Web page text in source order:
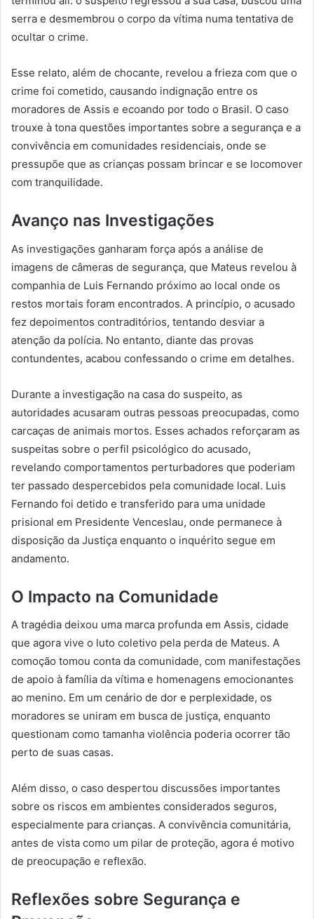
serra e desmembrou o corpo da vítima numa tentativa de
ocultar o crime.
Esse relato, além de chocante, revelou a frieza com que o
crime foi cometido, causando indignação entre os
moradores de Assis e ecoando por todo o Brasil. O caso
trouxe à tona questões importantes sobre a segurança e a
convivência em comunidades residenciais, onde se
pressupõe que as crianças possam brincar e se locomover
com tranquilidade.
Avanço nas Investigações
As investigações ganharam força após a análise de
imagens de câmeras de segurança, que Mateus revelou à
companhia de Luis Fernando próximo ao local onde os
restos mortais foram encontrados. A princípio, o acusado
fez depoimentos contraditórios, tentando desviar a
atenção da polícia. No entanto, diante das provas
contundentes, acabou confessando o crime em detalhes.
Durante a investigação na casa do suspeito, as
autoridades acusaram outras pessoas preocupadas, como
carcaças de animais mortos. Esses achados reforçaram as
suspeitas sobre o perfil psicológico do acusado,
revelando comportamentos perturbadores que poderiam
ter passado despercebidos pela comunidade local. Luis
Fernando foi detido e transferido para uma unidade
prisional em Presidente Venceslau, onde permanece à
disposição da Justiça enquanto o inquérito segue em
andamento.
O Impacto na Comunidade
A tragédia deixou uma marca profunda em Assis, cidade
que agora vive o luto coletivo pela perda de Mateus. A
comoção tomou conta da comunidade, com manifestações
de apoio à família da vítima e homenagens emocionantes
ao menino. Em um cenário de dor e perplexidade, os
moradores se uniram em busca de justiça, enquanto
questionam como tamanha violência poderia ocorrer tão
perto de suas casas.
Além disso, o caso despertou discussões importantes
sobre os riscos em ambientes considerados seguros,
especialmente para crianças. A convivência comunitária,
antes de vista como um pilar de proteção, agora é motivo
de preocupação e reflexão.
Reflexões sobre Segurança e